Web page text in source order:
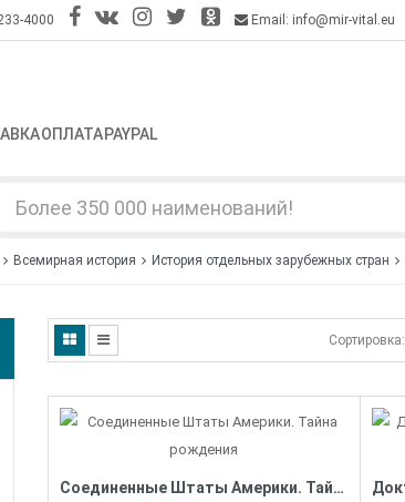
4000 Email: info@mir-vital.eu
ОПЛАТАPAYPAL
Всемирная история История отдельных зарубежных стран
Сортировка:
Соединенные Штаты Америки. Тайна рождения